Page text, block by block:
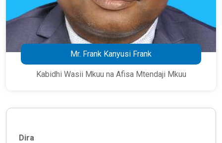
Mr. Frank Kanyusi Frank
Kabidhi Wasii Mkuu na Afisa Mtendaji Mkuu
Dira